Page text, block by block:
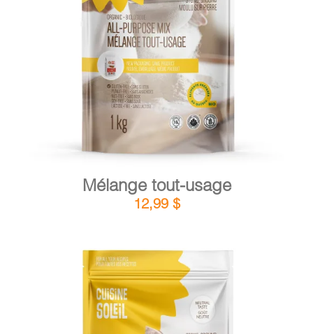
AJOUTER AU PANIER / DÉTAILS
Mélange tout-usage
12,99 $